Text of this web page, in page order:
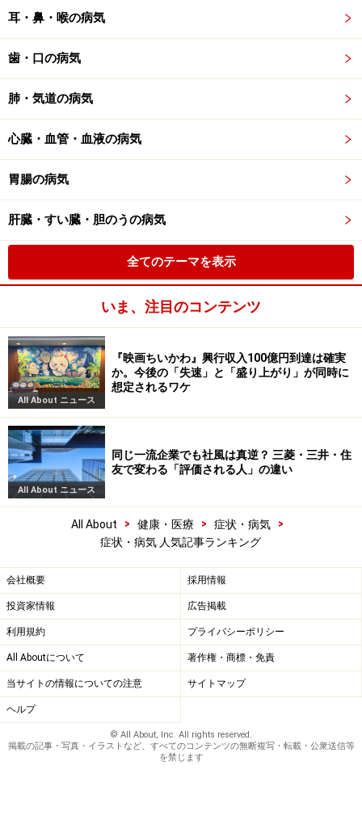
耳・鼻・喉の病気
歯・口の病気
肺・気道の病気
心臓・血管・血液の病気
胃腸の病気
肝臓・すい臓・胆のうの病気
全てのテーマを表示
いま、注目のコンテンツ
All About ニュース
『映画ちいかわ』興行収入100億円到達は確実
か。今後の「失速」と「盛り上がり」が同時に
想定されるワケ
All About ニュース
同じ一流企業でも社風は真逆？ 三菱・三井・住
友で変わる「評価される人」の違い
All About > 健康・医療 > 症状・病気
>
症状・病気 人気記事ランキング
会社概要 採用情報
投資家情報 広告掲載
利用規約 プライバシーポリシー
All Aboutについて 著作権・商標・免責
当サイトの情報についての注意 サイトマップ
ヘルプ
© All About, Inc. All rights reserved.
掲載の記事・写真・イラストなど、すべてのコンテンツの無断複写・転載・公衆送信等
を禁じます